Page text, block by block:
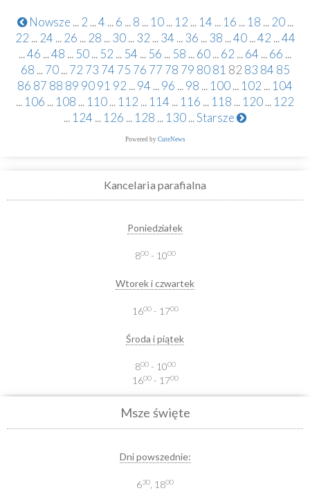
Nowsze ... 2 ...4 ... 6 ... 8 ... 10 ... 12 ... 14 ... 16 ... 18 ... 20 ...
22 ... 24 ... 26 ... 28 ... 30 ... 32 ... 34 ... 36 ... 38 ...40 ...42 ...44
...46 ...48 ... 50... 52 ... 54 ... 56 ... 58 ...60...62 ...64 ...66 ...
68 ... 70 ... 72 73 74 75 76 77 78 79 80 81 82 83 84 85
86 87 88 89 9091 92 ...94 ...96 ...98 ... 100... 102 ... 104
... 106 ... 108 ... 110... 112 ... 114 ... 116 ... 118 ... 120... 122
... 124 ... 126 ... 128 ... 130...Starsze
Powered by CuteNews
Kancelaria parafialna
Poniedziałek
800- 1000
Wtorek i czwartek
1600- 1700
Środa i piątek
800- 1000
1600- 1700
Msze święte
Dni powszednie:
630 , 1800